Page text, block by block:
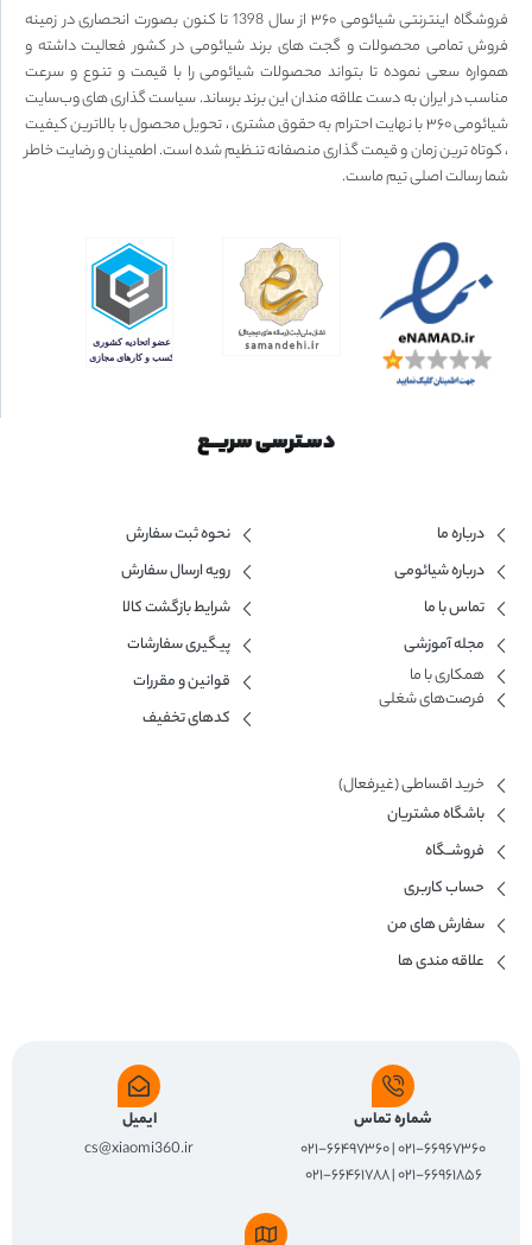
فروشگاه اینترنتی شیائومی ۳۶۰ از سال 1398 تا کنون بصورت انحصاری در زمینه
فروش تمامی محصولات و گجت های برند شیائومی در کشور فعالیت داشته و
همواره سعی نموده تا بتواند محصولات شیائومی را با قیمت و تنوع و سرعت
مناسب در ایران به دست علاقه مندان این برند برساند. سیاست گذاری های وب‌سایت
شیائومی ۳۶۰ با نهایت احترام به حقوق مشتری ، تحویل محصول با بالاترین کیفیت
، کوتاه ترین زمان و قیمت گذاری منصفانه تنظیم شده است. اطمینان و رضایت خاطر
شما رسالت اصلی تیم ماست.
دسـترسی سریــع
درباره ما
درباره شیائومی
تماس با ما
مجله آموزشی
همکاری با ما​
فرصت‌های شغلی
نحوه ثبت سفارش
رویه ارسال سفارش
شرایط بازگشت کالا
پیگیری سفارشات
قوانین و مقررات
کدهای تخفیف
خرید اقساطی (غیرفعال)
باشگاه مشتریان
فروشــگاه
حساب کاربری
سفارش های من
علاقه مندی ها
شماره تماس
۰۲۱-۶۶۹۶۷۳۶۰ | ۰۲۱-۶۶۴۹۷۳۶۰
۰۲۱-۶۶۹۶۱۸۵۶ | ۰۲۱-۶۶۴۶۱۷۸۸
ایمیل
cs@xiaomi360.ir